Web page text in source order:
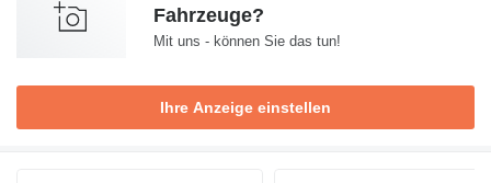
Fahrzeuge?
Mit uns - können Sie das tun!
Ihre Anzeige einstellen